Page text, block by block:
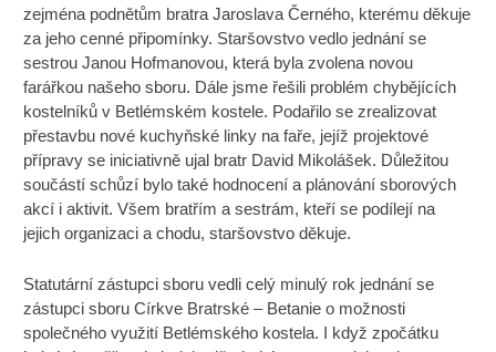
zejména podnětům bratra Jaroslava Černého, kterému děkuje
za jeho cenné připomínky. Staršovstvo vedlo jednání se
sestrou Janou Hofmanovou, která byla zvolena novou
farářkou našeho sboru. Dále jsme řešili problém chybějících
kostelníků v Betlémském kostele. Podařilo se zrealizovat
přestavbu nové kuchyňské linky na faře, jejíž projektové
přípravy se iniciativně ujal bratr David Mikolášek. Důležitou
součástí schůzí bylo také hodnocení a plánování sborových
akcí i aktivit. Všem bratřím a sestrám, kteří se podílejí na
jejich organizaci a chodu, staršovstvo děkuje.
Statutární zástupci sboru vedli celý minulý rok jednání se
zástupci sboru Církve Bratrské – Betanie o možnosti
společného využití Betlémského kostela. I když zpočátku